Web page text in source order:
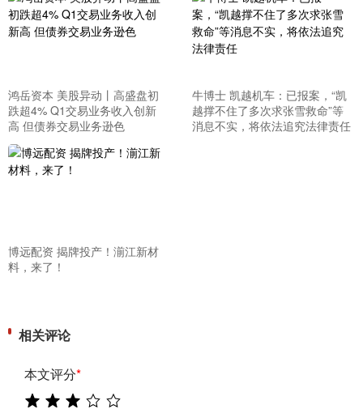
鸿岳资本 美股异动丨高盛盘初
跌超4% Q1交易业务收入创新
高 但债券交易业务逊色
牛博士 凯越机车：已报案，“凯
越撑不住了多次求张雪救命”等
消息不实，将依法追究法律责任
博远配资 揭牌投产！湔江新材
料，来了！
相关评论
本文评分*